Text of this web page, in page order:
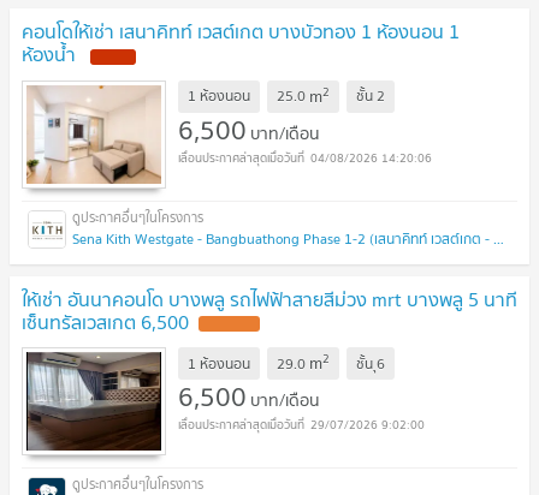
คอนโดให้เช่า เสนาคิทท์ เวสต์เกต บางบัวทอง 1 ห้องนอน 1
ห้องน้ำ
1 ห้องนอน 25.0 m2 ชั้น2
6,500 บาท/เดือน
04/08/2026 14:20:06
Sena Kith Westgate - Bangbuathong Phase 1-2 (เสนาคิทท์ เวสต์เกต - บางบัวทอง เฟส 1-2 )
ให้เช่า อันนาคอนโด บางพลู รถไฟฟ้าสายสีม่วง mrt บางพลู 5 นาที
เซ็นทรัลเวสเกต 6,500
1 ห้องนอน 29.0 m2 ชั้นุ6
6,500 บาท/เดือน
29/07/2026 9:02:00